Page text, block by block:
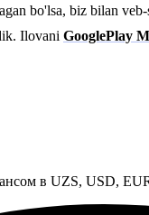
bo'lsa, biz bilan
Ilovani GooglePlay
в UZS, USD,